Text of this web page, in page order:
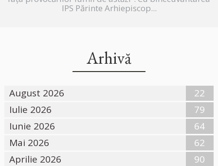
IPS Părinte Arhiepiscop...
Arhivă
August 2026
22
Iulie 2026
79
Iunie 2026
64
Mai 2026
62
Aprilie 2026
90